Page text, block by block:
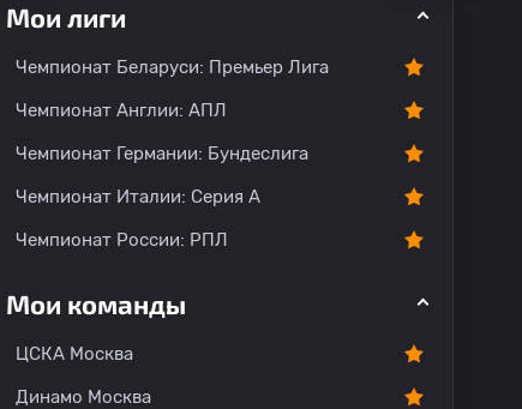
Мои лиги
Чемпионат Беларуси: Премьер Лига
Чемпионат Англии: АПЛ
Чемпионат Германии: Бундеслига
Чемпионат Италии: Серия А
Чемпионат России: РПЛ
Мои команды
ЦСКА Москва
Динамо Москва